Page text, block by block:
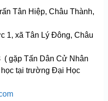
Tân Hiệp, Châu Thành,
1, xã Tân Lý Đông, Châu
( gặp Tấn Dân Cử Nhân
tại trường Đại Học